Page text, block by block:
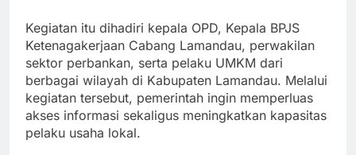
Kegiatan itu dihadiri kepala OPD, Kepala BPJS
Ketenagakerjaan Cabang Lamandau, perwakilan
sektor perbankan, serta pelaku UMKM dari
berbagai wilayah di Kabupaten Lamandau. Melalui
kegiatan tersebut, pemerintah ingin memperluas
akses informasi sekaligus meningkatkan kapasitas
pelaku usaha lokal.